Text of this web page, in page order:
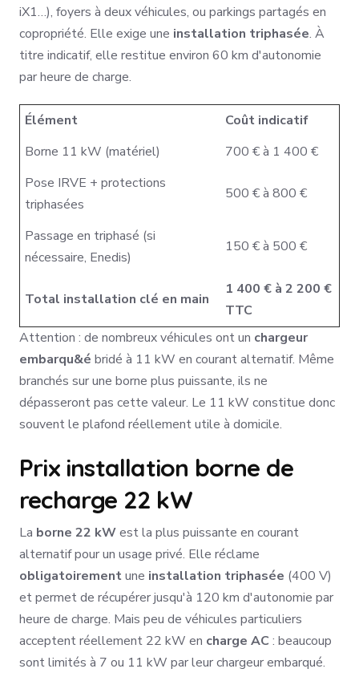
iX1…), foyers à deux véhicules, ou parkings partagés en
copropriété. Elle exige une installation triphasée. À
titre indicatif, elle restitue environ 60 km d'autonomie
par heure de charge.
Élément
Coût indicatif
Borne 11 kW (matériel)
700 € à 1 400 €
Pose IRVE + protections
triphasées
500 € à 800 €
Passage en triphasé (si
nécessaire, Enedis)
150 € à 500 €
Total installation clé en main
1 400 € à 2 200 €
TTC
Attention : de nombreux véhicules ont un chargeur
embarqu&é bridé à 11 kW en courant alternatif. Même
branchés sur une borne plus puissante, ils ne
dépasseront pas cette valeur. Le 11 kW constitue donc
souvent le plafond réellement utile à domicile.
Prix installation borne de
recharge 22 kW
La borne 22 kWest la plus puissante en courant
alternatif pour un usage privé. Elle réclame
obligatoirementune installation triphasée (400 V)
et permet de récupérer jusqu'à 120 km d'autonomie par
heure de charge. Mais peu de véhicules particuliers
acceptent réellement 22 kW en charge AC : beaucoup
sont limités à 7 ou 11 kW par leur chargeur embarqué.